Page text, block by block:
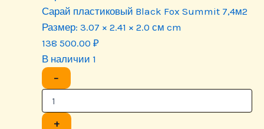
Сарай пластиковый Black Fox Summit 7,4м2
Размер: 3.07 × 2.41 × 2.0 см cm
138 500.00 ₽
В наличии 1
−
+